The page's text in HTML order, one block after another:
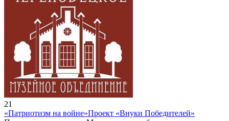
21
«Патриотизм на войне»Проект «Внуки Победителей»